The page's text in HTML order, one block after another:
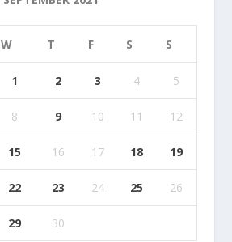
W T F S S
1 2 3 4 5
8 9 10 11 12
15 16 17 18 19
22 23 24 25 26
29
30